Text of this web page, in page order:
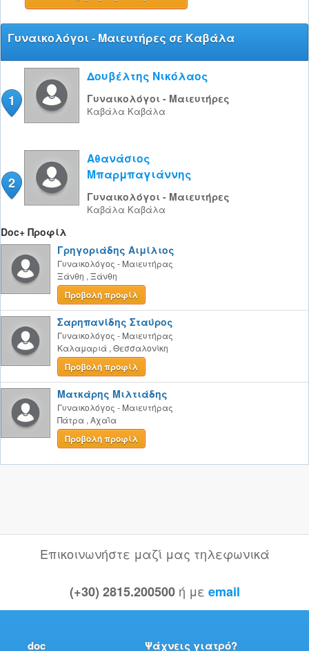
Γυναικολόγοι - Μαιευτήρες σε Καβάλα
1
Δουβέλτης Νικόλαος
Γυναικολόγοι - Μαιευτήρες
Καβάλα Καβάλα
2
Αθανάσιος
Μπαρμπαγιάννης
Γυναικολόγοι - Μαιευτήρες
Καβάλα Καβάλα
Doc+ Προφίλ
Γρηγοριάδης Αιμίλιος
Γυναικολόγος - Μαιευτήρας
Ξάνθη , Ξάνθη
Προβολή προφίλ
Σαρηπανίδης Σταύρος
Γυναικολόγος - Μαιευτήρας
Καλαμαριά , Θεσσαλονίκη
Προβολή προφίλ
Ματκάρης Μιλτιάδης
Γυναικολόγος - Μαιευτήρας
Πάτρα , Αχαΐα
Προβολή προφίλ
Επικοινωνήστε μαζί μας τηλεφωνικά
(+30) 2815.200500 ή με email
doc Ψάχνεις γιατρό?